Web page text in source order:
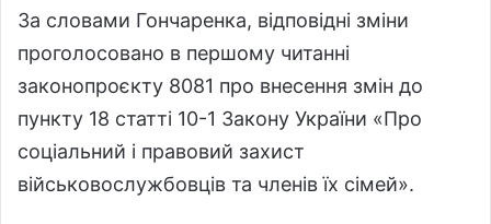
За словами Гончаренка, відповідні зміни
проголосовано в першому читанні
законопроєкту 8081 про внесення змін до
пункту 18 статті 10-1 Закону України «Про
соціальний і правовий захист
військовослужбовців та членів їх сімей».